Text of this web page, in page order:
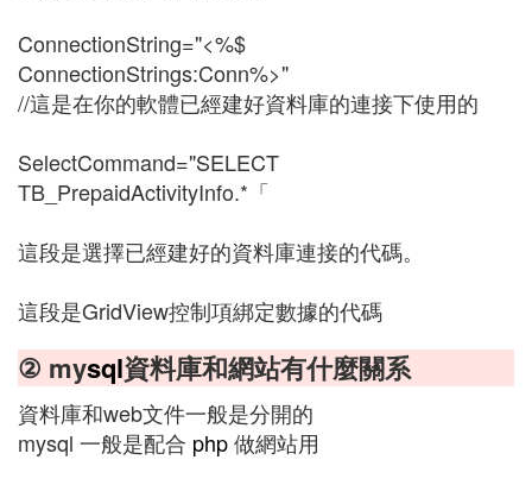
ConnectionString="<%$
ConnectionStrings:Conn%>"
//這是在你的軟體已經建好資料庫的連接下使用的
SelectCommand="SELECT
TB_PrepaidActivityInfo.*「
這段是選擇已經建好的資料庫連接的代碼。
這段是GridView控制項綁定數據的代碼
② mysql資料庫和網站有什麼關系
資料庫和web文件一般是分開的
mysql 一般是配合 php做網站用